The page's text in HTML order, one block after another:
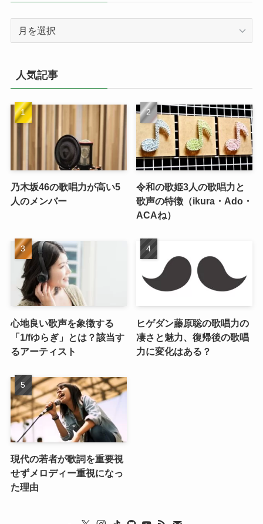
ブ
人気記事
乃木坂46の歌唱力が高い5
人のメンバー
令和の歌姫3人の歌唱力と
歌声の特徴（ikura・Ado・
ACAね）
心地良い歌声を象徴する
「1/fゆらぎ」とは？該当す
るアーティスト
ヒゲダン藤原聡の歌唱力の
凄さと魅力、復帰後の歌唱
力に変化はある？
現代の若者が歌詞を重要視
せずメロディー重視になっ
た理由